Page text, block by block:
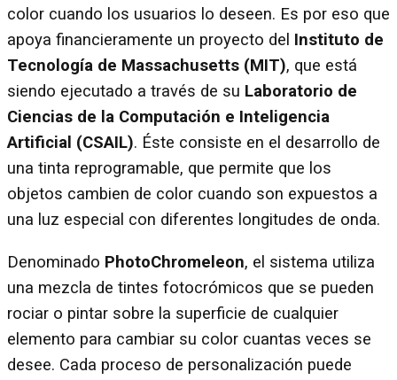
color cuando los usuarios lo deseen. Es por eso que
apoya financieramente un proyecto del Instituto de
Tecnología de Massachusetts (MIT), que está
siendo ejecutado a través de su Laboratorio de
Ciencias de la Computación e Inteligencia
Artificial (CSAIL). Éste consiste en el desarrollo de
una tinta reprogramable, que permite que los
objetos cambien de color cuando son expuestos a
una luz especial con diferentes longitudes de onda.
Denominado PhotoChromeleon, el sistema utiliza
una mezcla de tintes fotocrómicos que se pueden
rociar o pintar sobre la superficie de cualquier
elemento para cambiar su color cuantas veces se
desee. Cada proceso de personalización puede